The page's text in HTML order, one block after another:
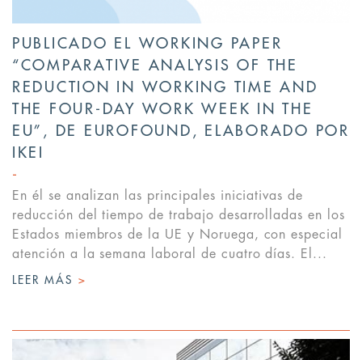
PUBLICADO EL WORKING PAPER
“COMPARATIVE ANALYSIS OF THE
REDUCTION IN WORKING TIME AND
THE FOUR-DAY WORK WEEK IN THE
EU”, DE EUROFOUND, ELABORADO POR
IKEI
En él se analizan las principales iniciativas de
reducción del tiempo de trabajo desarrolladas en los
Estados miembros de la UE y Noruega, con especial
atención a la semana laboral de cuatro días. El...
LEER MÁS >